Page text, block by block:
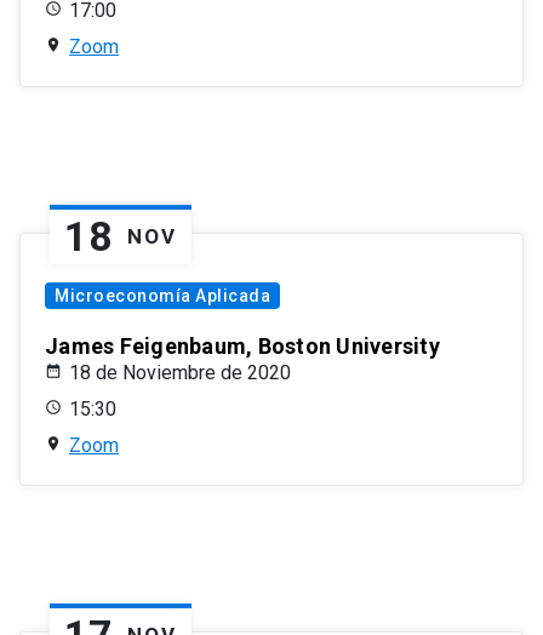
17:00
Zoom
18 NOV
Microeconomía Aplicada
James Feigenbaum, Boston University
18 de Noviembre de 2020
15:30
Zoom